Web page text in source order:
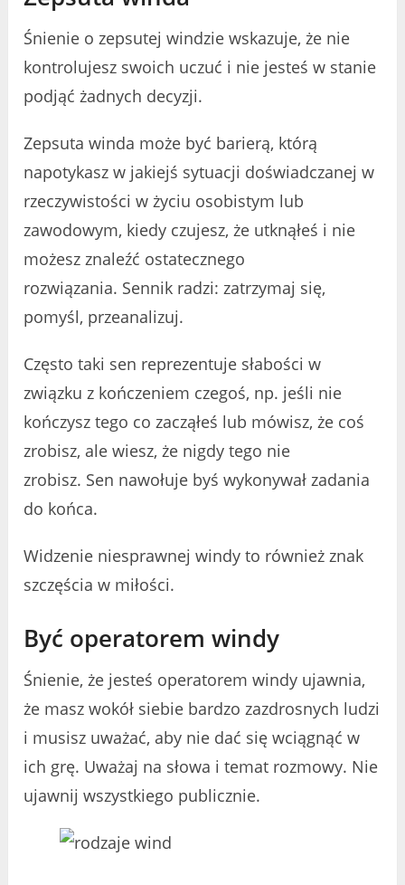
Śnienie o zepsutej windzie wskazuje, że nie
kontrolujesz swoich uczuć i nie jesteś w stanie
podjąć żadnych decyzji.
Zepsuta winda może być barierą, którą
napotykasz w jakiejś sytuacji doświadczanej w
rzeczywistości w życiu osobistym lub
zawodowym, kiedy czujesz, że utknąłeś i nie
możesz znaleźć ostatecznego
rozwiązania. Sennik radzi: zatrzymaj się,
pomyśl, przeanalizuj.
Często taki sen reprezentuje słabości w
związku z kończeniem czegoś, np. jeśli nie
kończysz tego co zacząłeś lub mówisz, że coś
zrobisz, ale wiesz, że nigdy tego nie
zrobisz. Sen nawołuje byś wykonywał zadania
do końca.
Widzenie niesprawnej windy to również znak
szczęścia w miłości.
Być operatorem windy
Śnienie, że jesteś operatorem windy ujawnia,
że ​​masz wokół siebie bardzo zazdrosnych ludzi
i musisz uważać, aby nie dać się wciągnąć w
ich grę. Uważaj na słowa i temat rozmowy. Nie
ujawnij wszystkiego publicznie.